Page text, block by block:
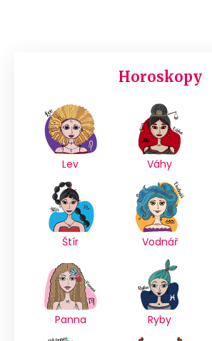
Horoskopy
Lev Váhy
Štír Vodnář
Panna Ryby